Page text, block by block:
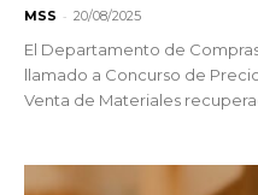
MSS - 20/08/2025
El Departamento de
llamado a Concurso de
Venta de Materiales